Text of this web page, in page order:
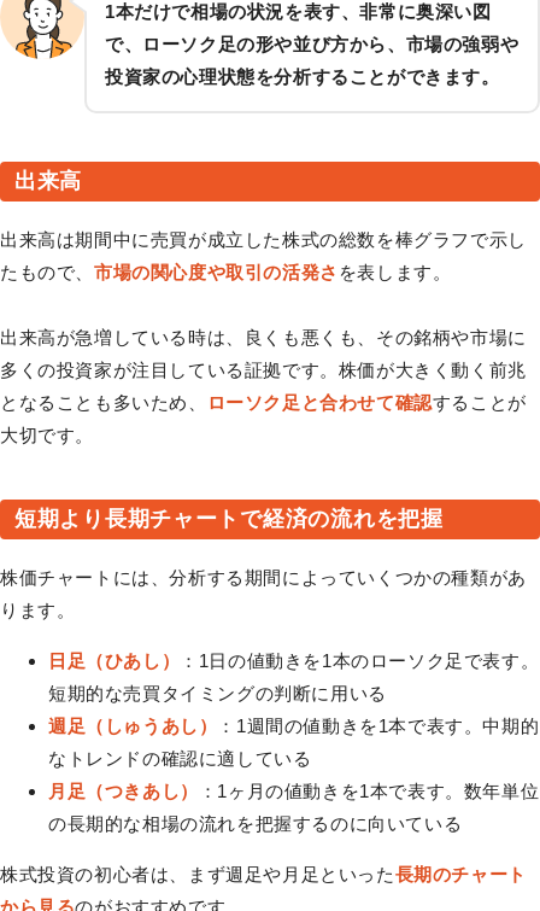
1本だけで相場の状況を表す、非常に奥深い図
で、ローソク足の形や並び方から、市場の強弱や
投資家の心理状態を分析することができます。
出来高
出来高は期間中に売買が成立した株式の総数を棒グラフで示し
たもので、 市場の関心度や取引の活発さ を表します。
出来高が急増している時は、良くも悪くも、その銘柄や市場に
多くの投資家が注目している証拠です。株価が大きく動く前兆
となることも多いため、
ローソク足と合わせて確認することが
大切です。
短期より長期チャートで経済の流れを把握
株価チャートには、分析する期間によっていくつかの種類があ
ります。
日足（ひあし）
：1日の値動きを1本のローソク足で表す。
短期的な売買タイミングの判断に用いる
週足（しゅうあし）
：1週間の値動きを1本で表す。中期的
なトレンドの確認に適している
月足（つきあし）
：1ヶ月の値動きを1本で表す。数年単位
の長期的な相場の流れを把握するのに向いている
株式投資の初心者は、まず週足や月足といった長期のチャート
から見るのがおすすめです。